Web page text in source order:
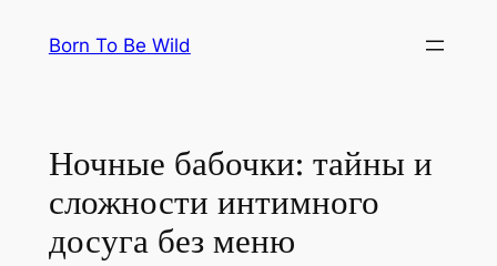
Born To Be Wild
Ночные бабочки: тайны и
сложности интимного
досуга без меню